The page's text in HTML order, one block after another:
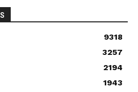
9318
3257
2194
1943